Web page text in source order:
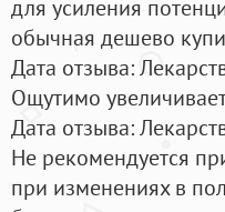
для усиления
обычная дешево
Дата отзыва:
Ощутимо
Дата отзыва:
Не рекомендуется
при изменениях в